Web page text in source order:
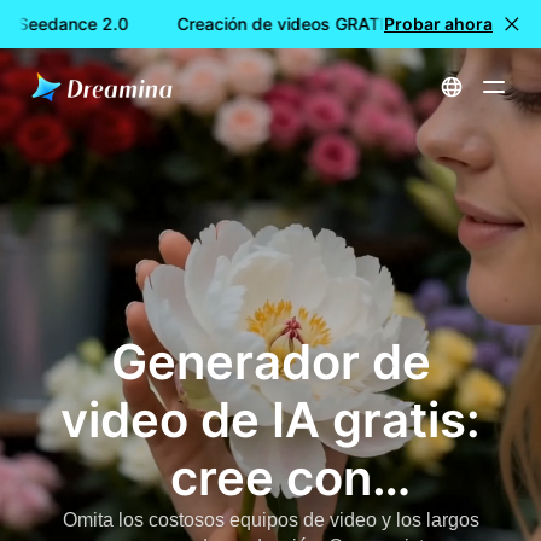
2.0 Creación de videos GRATIS con Dreamina
Probar ahora
Inicio Herramientas
Generador de
video de IA gratis:
cree con
Omita los costosos equipos de video y los largos